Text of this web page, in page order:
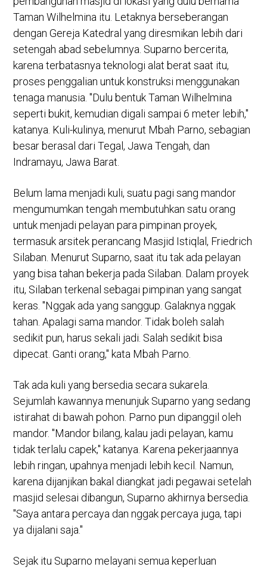
Taman Wilhelmina itu. Letaknya berseberangan
dengan Gereja Katedral yang diresmikan lebih dari
setengah abad sebelumnya. Suparno bercerita,
karena terbatasnya teknologi alat berat saat itu,
proses penggalian untuk konstruksi menggunakan
tenaga manusia. "Dulu bentuk Taman Wilhelmina
seperti bukit, kemudian digali sampai 6 meter lebih,"
katanya. Kuli-kulinya, menurut Mbah Parno, sebagian
besar berasal dari Tegal, Jawa Tengah, dan
Indramayu, Jawa Barat.
Belum lama menjadi kuli, suatu pagi sang mandor
mengumumkan tengah membutuhkan satu orang
untuk menjadi pelayan para pimpinan proyek,
termasuk arsitek perancang Masjid Istiqlal, Friedrich
Silaban. Menurut Suparno, saat itu tak ada pelayan
yang bisa tahan bekerja pada Silaban. Dalam proyek
itu, Silaban terkenal sebagai pimpinan yang sangat
keras. "Nggak ada yang sanggup. Galaknya nggak
tahan. Apalagi sama mandor. Tidak boleh salah
sedikit pun, harus sekali jadi. Salah sedikit bisa
dipecat. Ganti orang," kata Mbah Parno.
Tak ada kuli yang bersedia secara sukarela.
Sejumlah kawannya menunjuk Suparno yang sedang
istirahat di bawah pohon. Parno pun dipanggil oleh
mandor. "Mandor bilang, kalau jadi pelayan, kamu
tidak terlalu capek," katanya. Karena pekerjaannya
lebih ringan, upahnya menjadi lebih kecil. Namun,
karena dijanjikan bakal diangkat jadi pegawai setelah
masjid selesai dibangun, Suparno akhirnya bersedia.
"Saya antara percaya dan nggak percaya juga, tapi
ya dijalani saja."
Sejak itu Suparno melayani semua keperluan